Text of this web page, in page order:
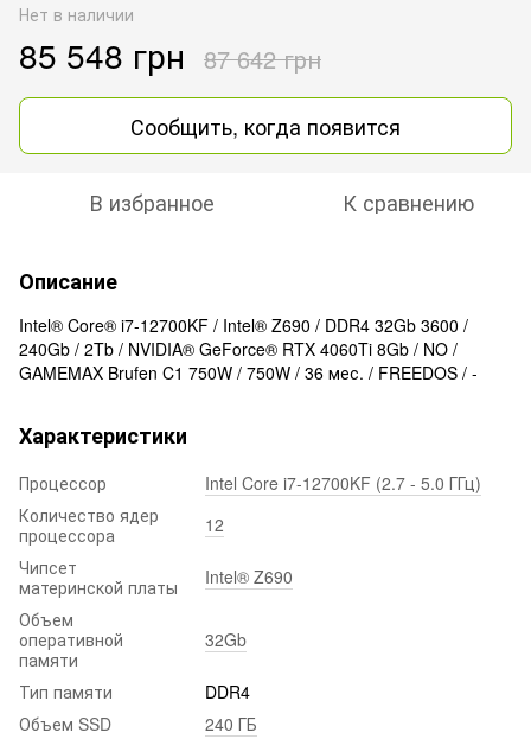
Нет в наличии
85 548 грн 87 642 грн
Сообщить, когда появится
В избранное К сравнению
Описание
Intel® Core® i7-12700KF / Intel® Z690 / DDR4 32Gb 3600 /
240Gb / 2Tb / NVIDIA® GeForce® RTX 4060Ti 8Gb / NO /
GAMEMAX Brufen C1 750W / 750W / 36 мес. / FREEDOS / -
Характеристики
Процессор
Intel Core i7-12700KF (2.7 - 5.0 ГГц)
Количество ядер
процессора
12
Чипсет
материнской платы
Intel® Z690
Объем
оперативной
памяти
32Gb
Тип памяти
DDR4
Объем SSD
240 ГБ